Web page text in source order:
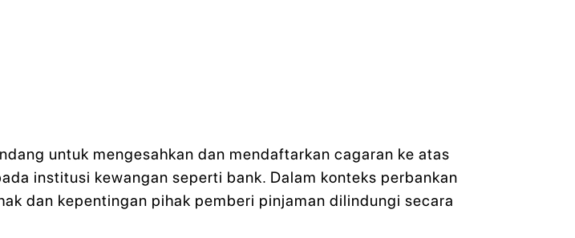
untuk mengesahkan dan mendaftarkan cagaran ke atas
institusi kewangan seperti bank. Dalam konteks perbankan
dan kepentingan pihak pemberi pinjaman dilindungi secara